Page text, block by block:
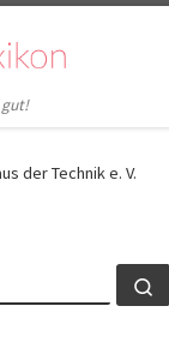
gut!
der Technik e. V.